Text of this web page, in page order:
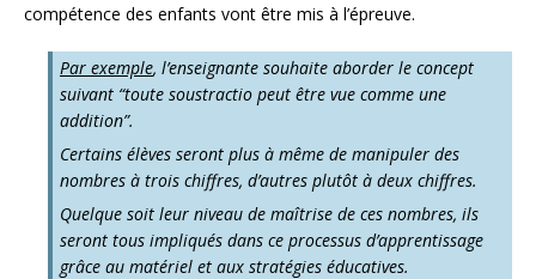
compétence des enfants vont être mis à l’épreuve.
Par exemple, l’enseignante souhaite aborder le concept
suivant “toute soustractio peut être vue comme une
addition”.
Certains élèves seront plus à même de manipuler des
nombres à trois chiffres, d’autres plutôt à deux chiffres.
Quelque soit leur niveau de maîtrise de ces nombres, ils
seront tous impliqués dans ce processus d’apprentissage
grâce au matériel et aux stratégies éducatives.